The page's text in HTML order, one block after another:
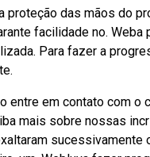
proteção das mãos do
facilidade no.
Para fazer a
entre em contato com o
mais sobre nossas